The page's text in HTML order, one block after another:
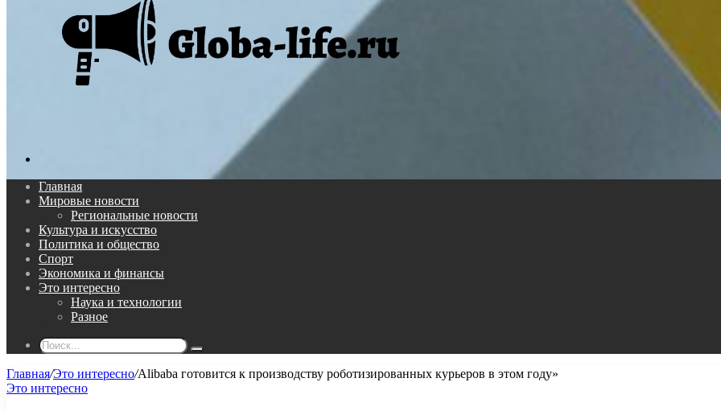
Главная
Мировые новости
Региональные новости
Культура и искусство
Политика и общество
Спорт
Экономика и финансы
Это интересно
Наука и технологии
Разное
Поиск...
Главная/Это интересно/Alibaba готовится к производству роботизированных курьеров в этом году»
Это интересно